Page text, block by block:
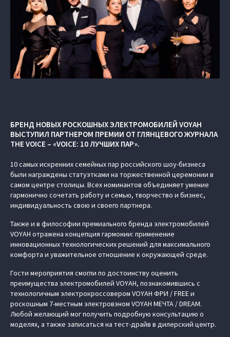
БРЕНД НОВЫХ РОСКОШНЫХ ЭЛЕКТРОМОБИЛЕЙ VOYAH
ВЫСТУПИЛ ПАРТНЕРОМ ПРЕМИИ ОТ ГЛЯНЦЕВОГО ЖУРНАЛА
THE VOICE – «VOICE: 10 ЛУЧШИХ ПАР».
10 самых искренних семейных пар российского шоу-бизнеса
были награждены статуэтками на торжественной церемонии в
самом центре столицы. Всех номинантов объединяет умение
гармонично сочетать работу и семью, творчество и бизнес,
индивидуальность свою и своего партнера.
Также и в философии премиального бренда электромобилей
VOYAH отражена концепция гармонии: применение
инновационных технологических решений для максимального
комфорта и уважительное отношение к окружающей среде.
Гости мероприятия смогли по достоинству оценить
преимущества электромобилей VOYAH, познакомившись с
технологичным электрокроссовером VOYAH ФРИ / FREE и
роскошным 7-местным электровэном VOYAH МЕЧТА / DREAM.
Любой желающий мог получить подробную консультацию о
моделях, а также записаться на тест-драйв в дилерский центр.